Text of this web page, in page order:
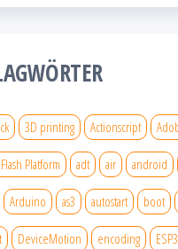
3D printing Actionscript
Platform adt air android
Arduino as3 autostart boot
DeviceMotion encoding